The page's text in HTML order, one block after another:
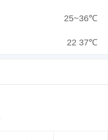
25~36℃
22 37℃